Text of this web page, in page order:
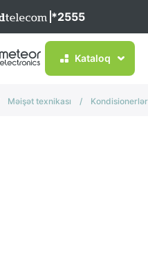
*2555
Kataloq
Məişət texnikası / Kondisionerlər